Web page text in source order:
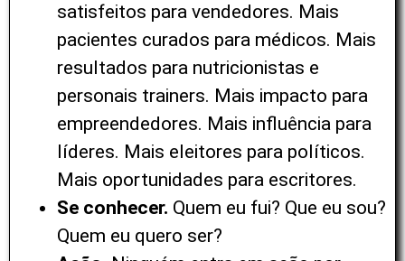
satisfeitos para vendedores. Mais
pacientes curados para médicos. Mais
resultados para nutricionistas e
personais trainers. Mais impacto para
empreendedores. Mais influência para
líderes. Mais eleitores para políticos.
Mais oportunidades para escritores.
Se conhecer. Quem eu fui? Que eu sou?
Quem eu quero ser?